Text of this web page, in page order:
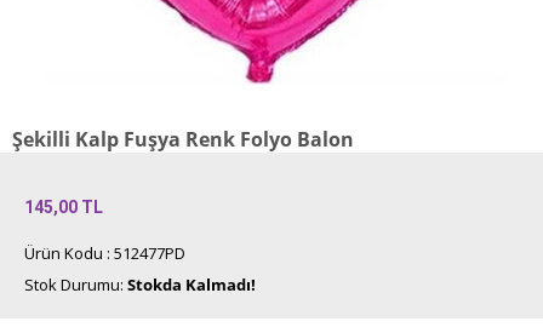
Şekilli Kalp Fuşya Renk Folyo Balon
145,00 TL
Ürün Kodu : 512477PD
Stok Durumu: Stokda Kalmadı!